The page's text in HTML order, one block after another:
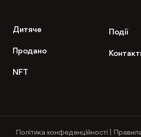
Дитяче
Продано
NFT
Події
Політика конфеденційності